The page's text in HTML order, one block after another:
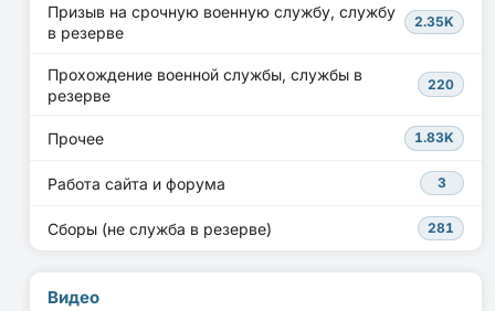
Призыв на срочную военную службу, службу
в резерве
2.35K
Прохождение военной службы, службы в
резерве
220
Прочее 1.83K
Работа сайта и форума 3
Сборы (не служба в резерве) 281
Видео